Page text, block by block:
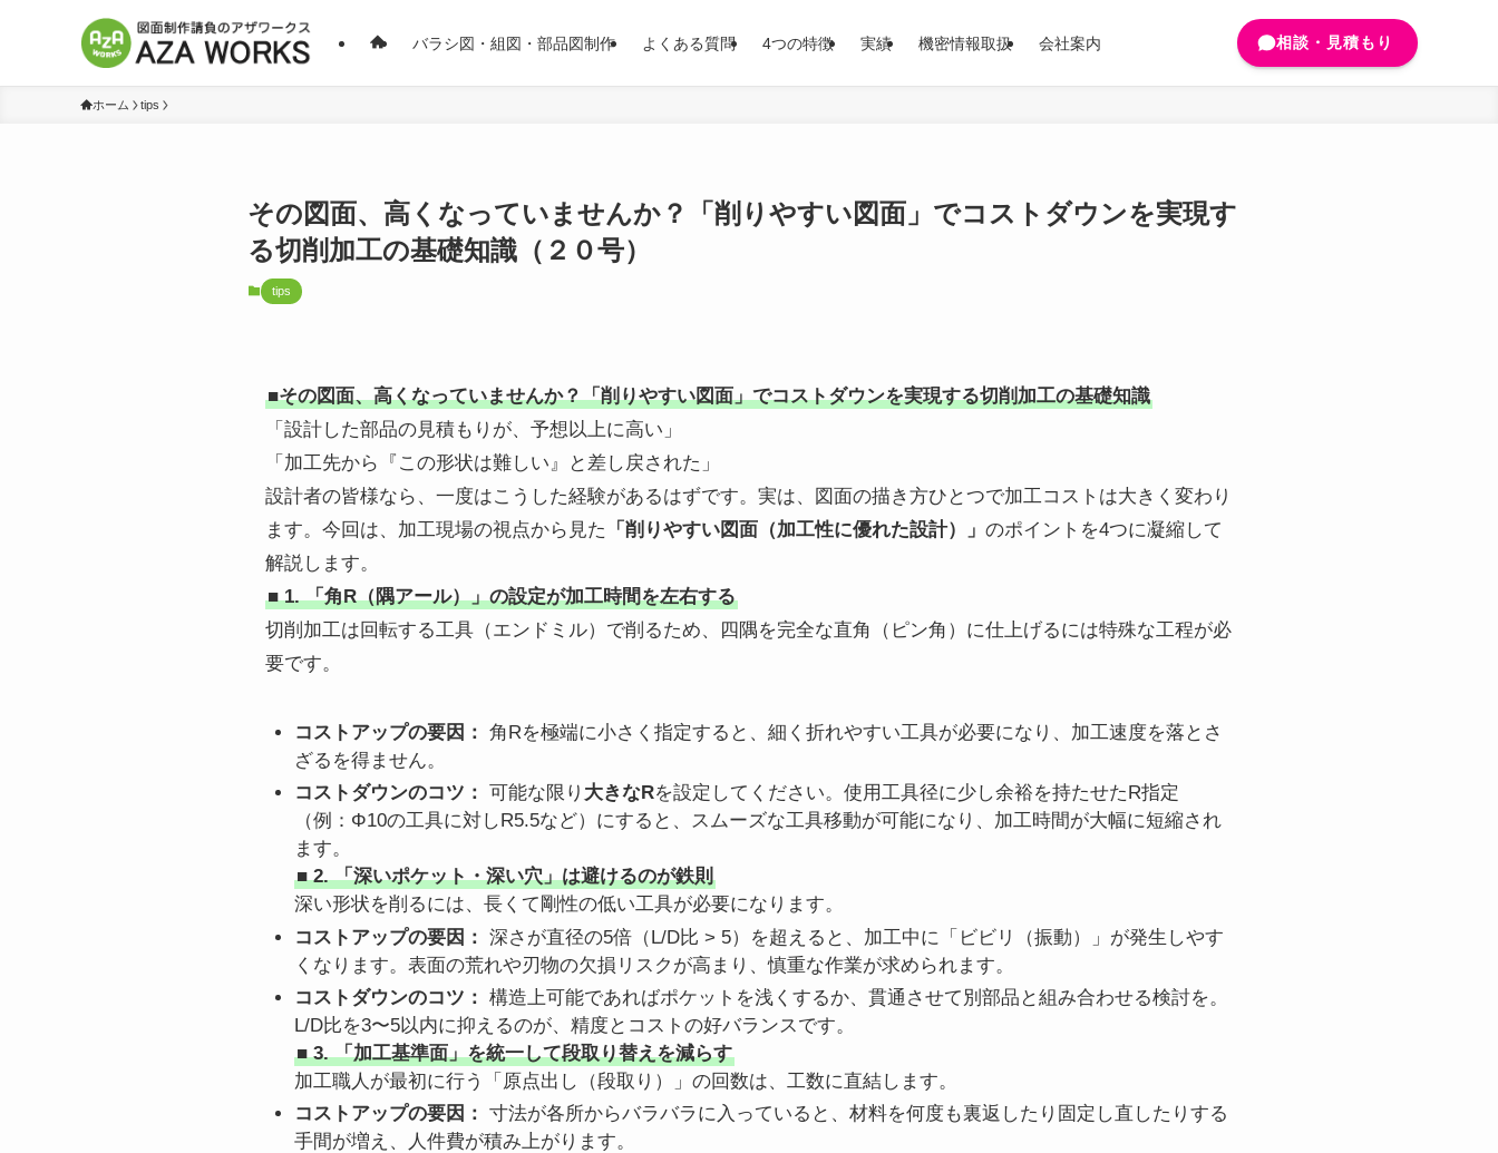
バラシ図・組図・部品図制作 よくある質問 4つの特徴 実績 機密情報取扱 会社案内 相談・見積もり
ホーム tips
その図面、高くなっていませんか？「削りやすい図面」でコストダウンを実現す
る切削加工の基礎知識（２０号）
tips
■その図面、高くなっていませんか？「削りやすい図面」でコストダウンを実現する切削加工の基礎知識
「設計した部品の見積もりが、予想以上に高い」
「加工先から『この形状は難しい』と差し戻された」
設計者の皆様なら、一度はこうした経験があるはずです。実は、図面の描き方ひとつで加工コストは大きく変わり
ます。今回は、加工現場の視点から見た
「削りやすい図面（加工性に優れた設計）」 のポイントを4つに凝縮して
解説します。
■ 1. 「角R（隅アール）」の設定が加工時間を左右する
切削加工は回転する工具（エンドミル）で削るため、四隅を完全な直角（ピン角）に仕上げるには特殊な工程が必
要です。
コストアップの要因： 角Rを極端に小さく指定すると、細く折れやすい工具が必要になり、加工速度を落とさ
ざるを得ません。
コストダウンのコツ： 可能な限り 大きなRを設定してください。使用工具径に少し余裕を持たせたR指定
（例：Φ10の工具に対しR5.5など）にすると、スムーズな工具移動が可能になり、加工時間が大幅に短縮され
ます。
■ 2. 「深いポケット・深い穴」は避けるのが鉄則
深い形状を削るには、長くて剛性の低い工具が必要になります。
コストアップの要因： 深さが直径の5倍（L/D比 > 5）を超えると、加工中に「ビビリ（振動）」が発生しやす
くなります。表面の荒れや刃物の欠損リスクが高まり、慎重な作業が求められます。
コストダウンのコツ： 構造上可能であればポケットを浅くするか、貫通させて別部品と組み合わせる検討を。
L/D比を3〜5以内に抑えるのが、精度とコストの好バランスです。
■ 3. 「加工基準面」を統一して段取り替えを減らす
加工職人が最初に行う「原点出し（段取り）」の回数は、工数に直結します。
コストアップの要因： 寸法が各所からバラバラに入っていると、材料を何度も裏返したり固定し直したりする
手間が増え、人件費が積み上がります。